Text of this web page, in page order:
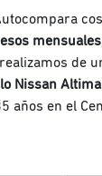
mensuales
de
Nissan
años en el